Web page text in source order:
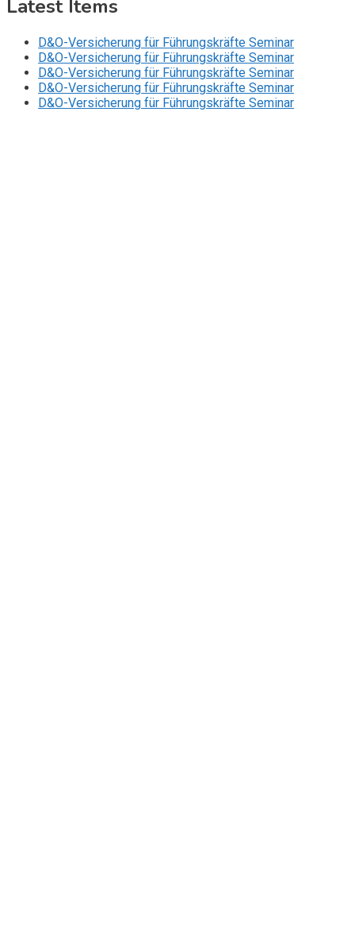
Latest Items
D&O-Versicherung für Führungskräfte Seminar
D&O-Versicherung für Führungskräfte Seminar
D&O-Versicherung für Führungskräfte Seminar
D&O-Versicherung für Führungskräfte Seminar
D&O-Versicherung für Führungskräfte Seminar